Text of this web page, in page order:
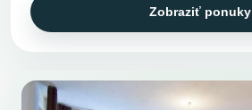
Zobraziť ponuky